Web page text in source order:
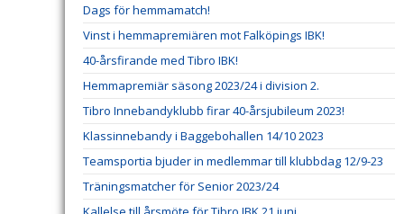
Dags för hemmamatch!
Vinst i hemmapremiären mot Falköpings IBK!
40-årsfirande med Tibro IBK!
Hemmapremiär säsong 2023/24 i division 2.
Tibro Innebandyklubb firar 40-årsjubileum 2023!
Klassinnebandy i Baggebohallen 14/10 2023
Teamsportia bjuder in medlemmar till klubbdag 12/9-23
Träningsmatcher för Senior 2023/24